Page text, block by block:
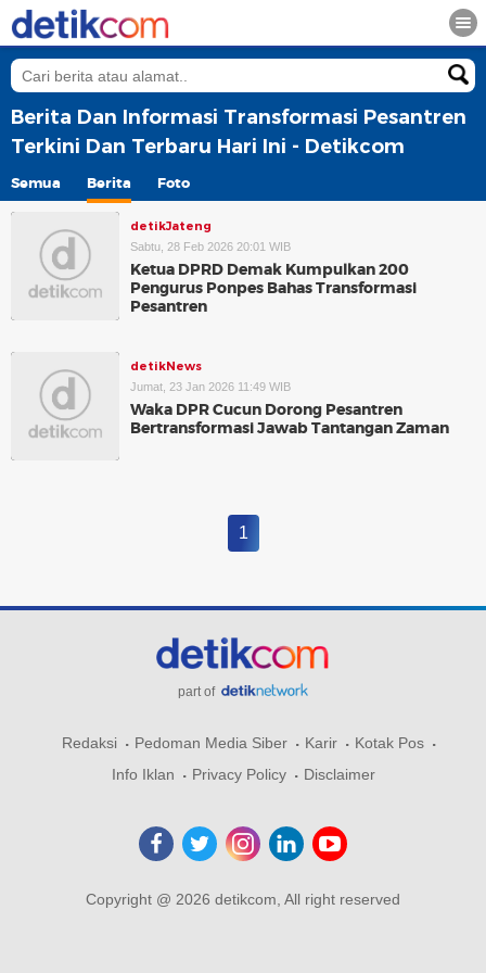
Berita Dan Informasi Transformasi Pesantren
Terkini Dan Terbaru Hari Ini - Detikcom
Semua Berita Foto
detikJateng
Sabtu, 28 Feb 2026 20:01 WIB
Ketua DPRD Demak Kumpulkan 200
Pengurus Ponpes Bahas Transformasi
Pesantren
detikNews
Jumat, 23 Jan 2026 11:49 WIB
Waka DPR Cucun Dorong Pesantren
Bertransformasi Jawab Tantangan Zaman
1
part of
Redaksi Pedoman Media Siber Karir
Kotak Pos
Info Iklan
Privacy Policy Disclaimer
Copyright @ 2026 detikcom, All right reserved